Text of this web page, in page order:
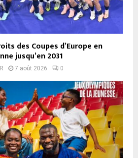
des Coupes d’Europe en
jusqu’en 2031
7 août 2026 0